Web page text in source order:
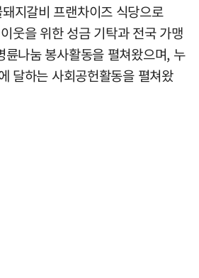
지갈비 프랜차이즈 식당으로
웃을 위한 성금 기탁과 전국 가맹
륜나눔 봉사활동을 펼쳐왔으며, 누
달하는 사회공헌활동을 펼쳐왔